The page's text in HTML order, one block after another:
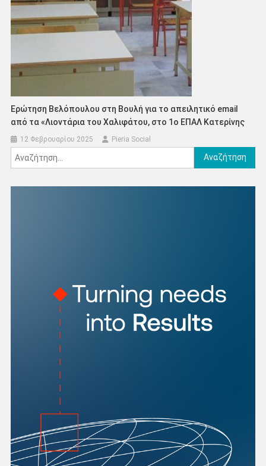
Ερώτηση Βελόπουλου στη Βουλή για το απειλητικό email
από τα «Λιοντάρια του Χαλιφάτου, στο 1ο ΕΠΑΛ Κατερίνης
12 Φεβρουαρίου 2025 Pieria Social
Αναζήτηση
για: